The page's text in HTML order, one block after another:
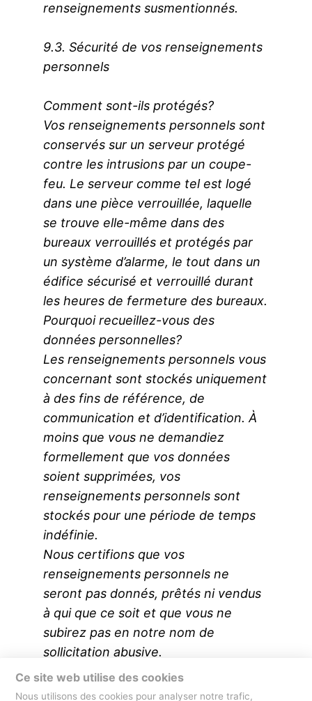
renseignements susmentionnés.
9.3. Sécurité de vos renseignements
personnels
Comment sont-ils protégés?
Vos renseignements personnels sont
conservés sur un serveur protégé
contre les intrusions par un coupe-
feu. Le serveur comme tel est logé
dans une pièce verrouillée, laquelle
se trouve elle-même dans des
bureaux verrouillés et protégés par
un système d’alarme, le tout dans un
édifice sécurisé et verrouillé durant
les heures de fermeture des bureaux.
Pourquoi recueillez-vous des
données personnelles?
Les renseignements personnels vous
concernant sont stockés uniquement
à des fins de référence, de
communication et d’identification. À
moins que vous ne demandiez
formellement que vos données
soient supprimées, vos
renseignements personnels sont
stockés pour une période de temps
indéfinie.
Nous certifions que vos
renseignements personnels ne
seront pas donnés, prêtés ni vendus
à qui que ce soit et que vous ne
subirez pas en notre nom de
sollicitation abusive.
Comment communiquer avec nous
au sujet de la présente politique
Ce site web utilise des cookies
Nous utilisons des cookies pour analyser notre trafic,